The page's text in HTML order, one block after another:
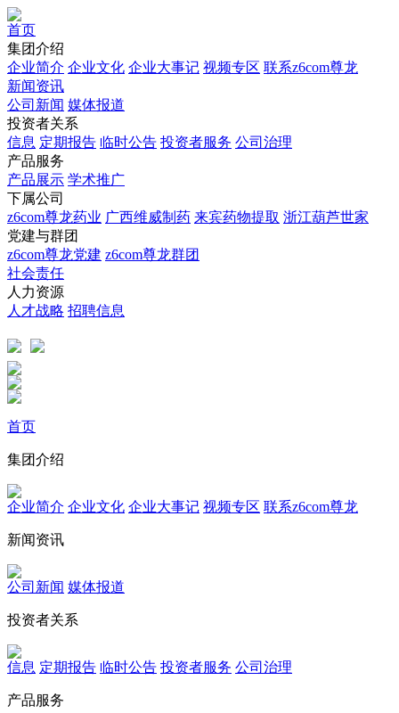
首页
集团介绍
企业简介 企业文化 企业⼤事记 视频专区 联系z6com尊龙
新闻资讯
公司新闻 媒体报道
投资者关系
信息 定期报告 临时公告 投资者服务 公司治理
产品服务
产品展示 学术推广
下属公司
z6com尊龙药业 广西维威制药 来宾药物提取 浙江葫芦世家
党建与群团
z6com尊龙党建 z6com尊龙群团
社会责任
人力资源
人才战略 招聘信息
首页
集团介绍
企业简介 企业文化 企业⼤事记 视频专区 联系z6com尊龙
新闻资讯
公司新闻 媒体报道
投资者关系
信息 定期报告 临时公告 投资者服务 公司治理
产品服务